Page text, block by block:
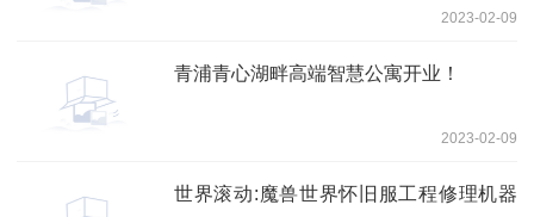
2023-02-09
青浦青心湖畔高端智慧公寓开业！
2023-02-09
世界滚动:魔兽世界怀旧服工程修理机器